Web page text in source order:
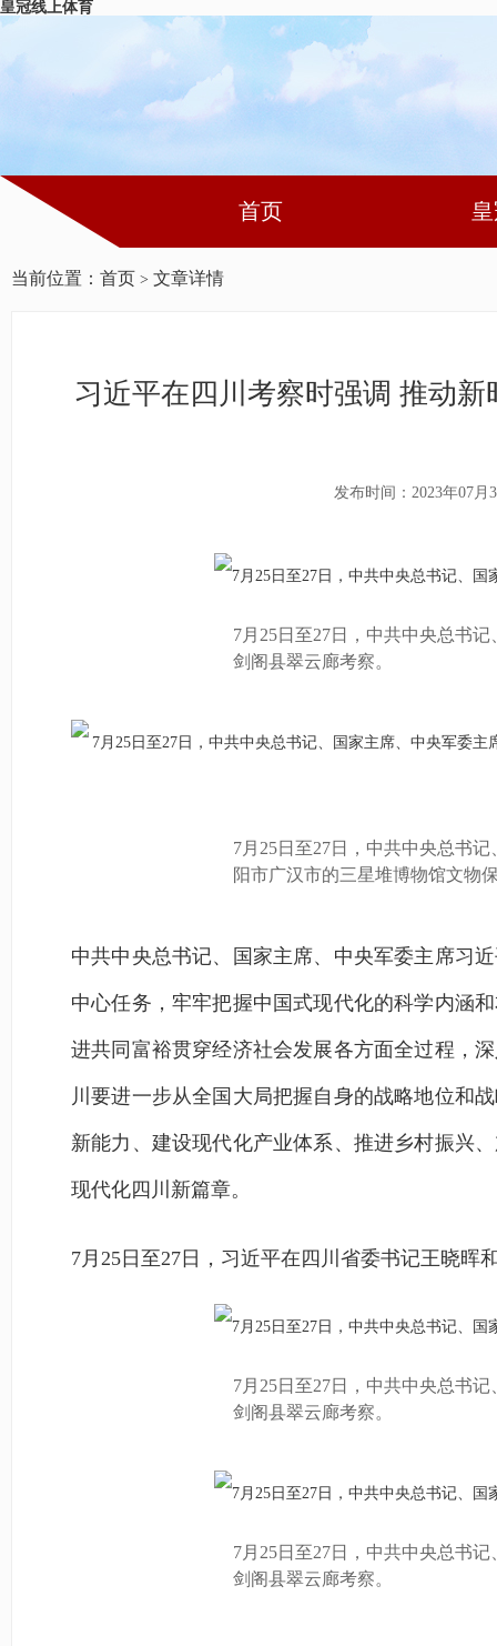
皇冠线上体育
首页
当前位置： 首页 > 文章详情
习近平在四川考察时强调 推动
发布时间：2023年07月
7月25日至27日，中共中央总书
剑阁县翠云廊考察。
7月25日至27日，中共中央总书
阳市广汉市的三星堆博物馆文物
中共中央总书记、国家主席、中央军委主席习
中心任务，牢牢把握中国式现代化的科学内涵
进共同富裕贯穿经济社会发展各方面全过程，
川要进一步从全国大局把握自身的战略地位和
新能力、建设现代化产业体系、推进乡村振兴
现代化四川新篇章。
7月25日至27日，习近平在四川省委书记王晓
7月25日至27日，中共中央总书
剑阁县翠云廊考察。
7月25日至27日，中共中央总书
剑阁县翠云廊考察。